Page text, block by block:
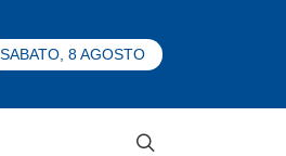
SABATO, 8 AGOSTO